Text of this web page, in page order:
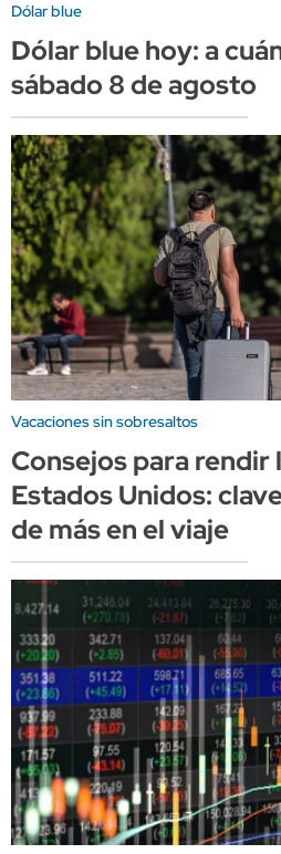
Dólar blue
Dólar blue hoy: a
sábado 8 de agosto
Vacaciones sin sobresaltos
Consejos para rendir
Estados Unidos:
de más en el viaje